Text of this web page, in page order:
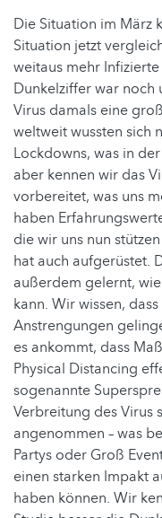
Die Situation im März
Situation jetzt
weitaus mehr
Dunkelziffer war noch
Virus damals eine
weltweit wussten sich
Lockdowns, was in
aber kennen wir das
vorbereitet, was uns
haben
die wir uns nun
hat auch aufgerüstet.
außerdem gelernt,
kann. Wir wissen,
Anstrengungen
es ankommt, dass
Physical Distancing
sogenannte
Verbreitung des Virus
angenommen – was
Partys oder Groß
einen starken Impakt
haben können. Wir